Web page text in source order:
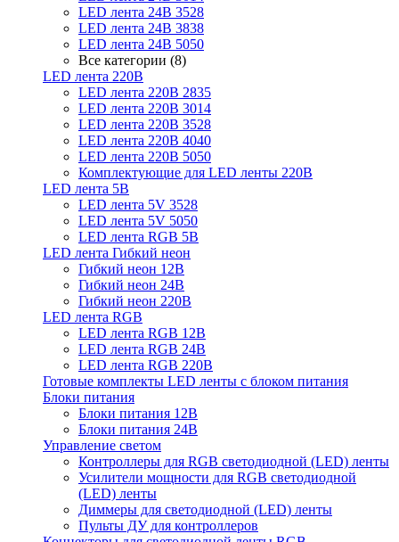
LED лента 24В 3528
LED лента 24В 3838
LED лента 24В 5050
Все категории (8)
LED лента 220В
LED лента 220В 2835
LED лента 220В 3014
LED лента 220В 3528
LED лента 220В 4040
LED лента 220В 5050
Комплектующие для LED ленты 220В
LED лента 5В
LED лента 5V 3528
LED лента 5V 5050
LED лента RGB 5В
LED лента Гибкий неон
Гибкий неон 12В
Гибкий неон 24В
Гибкий неон 220В
LED лента RGB
LED лента RGB 12В
LED лента RGB 24В
LED лента RGB 220В
Готовые комплекты LED ленты с блоком питания
Блоки питания
Блоки питания 12В
Блоки питания 24В
Управление светом
Контроллеры для RGB светодиодной (LED) ленты
Усилители мощности для RGB светодиодной
(LED) ленты
Диммеры для светодиодной (LED) ленты
Пульты ДУ для контроллеров